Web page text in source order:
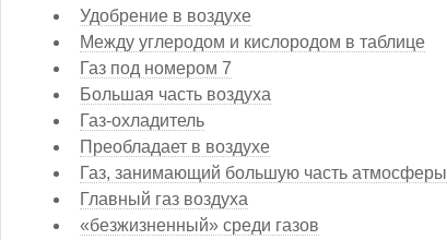
Удобрение в воздухе
Между углеродом и кислородом в таблице
Газ под номером 7
Большая часть воздуха
Газ-охладитель
Преобладает в воздухе
Газ, занимающий большую часть атмосферы
Главный газ воздуха
«безжизненный» среди газов